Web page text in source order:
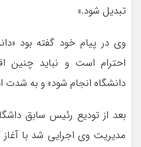
تبدیل شود.»
وی در پیام خود گفته بود
احترام است و نباید چنین
دانشگاه انجام شود» و به شدت
بعد از تودیع رئیس سابق
مدیریت وی اجرایی شد با آغاز